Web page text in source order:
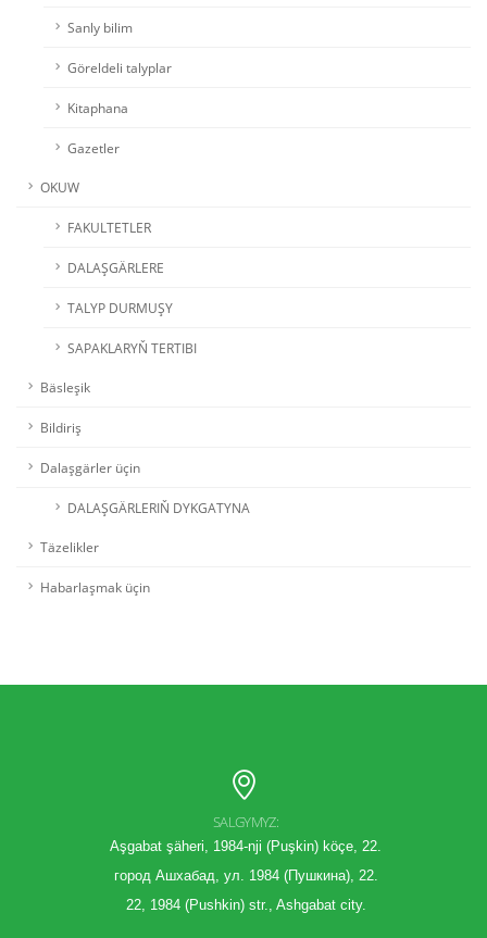
Sanly bilim
Göreldeli talyplar
Kitaphana
Gazetler
OKUW
FAKULTETLER
DALAŞGÄRLERE
TALYP DURMUŞY
SAPAKLARYŇ TERTIBI
Bäsleşik
Bildiriş
Dalaşgärler üçin
DALAŞGÄRLERIŇ DYKGATYNA
Täzelikler
Habarlaşmak üçin
SALGYMYZ:
Aşgabat şäheri, 1984-nji (Puşkin) köçe, 22.
город Ашхабад, ул. 1984 (Пушкина), 22.
22, 1984 (Pushkin) str., Ashgabat city.